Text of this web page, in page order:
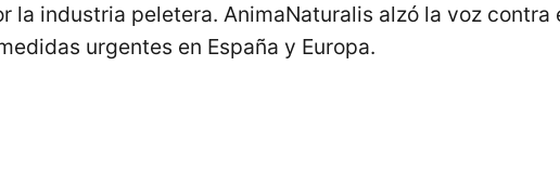
la industria peletera. AnimaNaturalis alzó la voz
urgentes en España y Europa.